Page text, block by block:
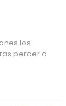
los
perder a